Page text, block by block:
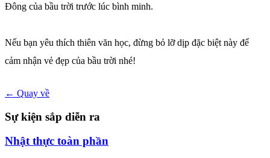
Đông của bầu trời trước lúc bình minh.
Nếu bạn yêu thích thiên văn học, đừng bỏ lỡ dịp đặc biệt này để
cảm nhận vẻ đẹp của bầu trời nhé!
← Quay về
Sự kiện sắp diễn ra
Nhật thực toàn phần